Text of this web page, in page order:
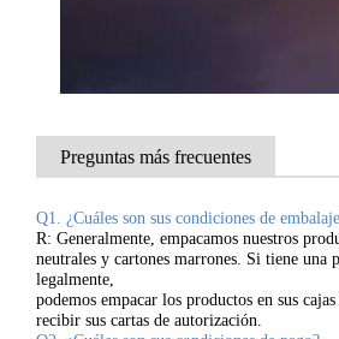
Preguntas más frecuentes
Q1. ¿Cuáles son sus condiciones de
R: Generalmente, empacamos nuestros
neutrales y cartones marrones. Si tiene una
legalmente,
podemos empacar los productos en sus
recibir sus cartas de autorización.